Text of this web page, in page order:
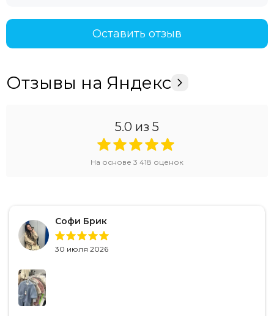
Оставить отзыв
Отзывы на Яндекс
5.0 из 5
На основе 3 418 оценок
Софи Брик
30 июля 2026